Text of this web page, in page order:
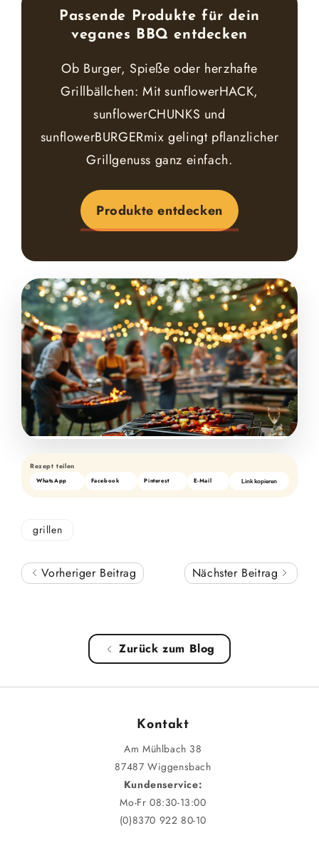
Passende Produkte für dein
veganes BBQ entdecken
Ob Burger, Spieße oder herzhafte
Grillbällchen: Mit sunflowerHACK,
sunflowerCHUNKS und
sunflowerBURGERmix gelingt pflanzlicher
Grillgenuss ganz einfach.
Produkte entdecken
Rezept teilen
WhatsApp Facebook Pinterest E-Mail Link kopieren
grillen
Vorheriger Beitrag Nächster Beitrag
Zurück zum Blog
Kontakt
Am Mühlbach 38
87487 Wiggensbach
Kundenservice:
Mo-Fr 08:30-13:00
(0)8370 922 80-10